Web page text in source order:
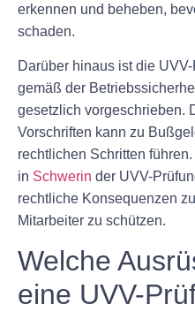
erkennen und beheben,
schaden.
Darüber hinaus ist die
gemäß der
gesetzlich vorgeschrieben.
Vorschriften kann zu
rechtlichen Schritten
in Schwerin der UVV-
rechtliche Konsequenzen
Mitarbeiter zu schützen.
Welche
eine UVV-